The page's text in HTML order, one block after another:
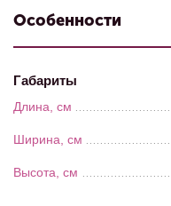
Особенности
Габариты
Длина, см
Ширина, см
Высота, см